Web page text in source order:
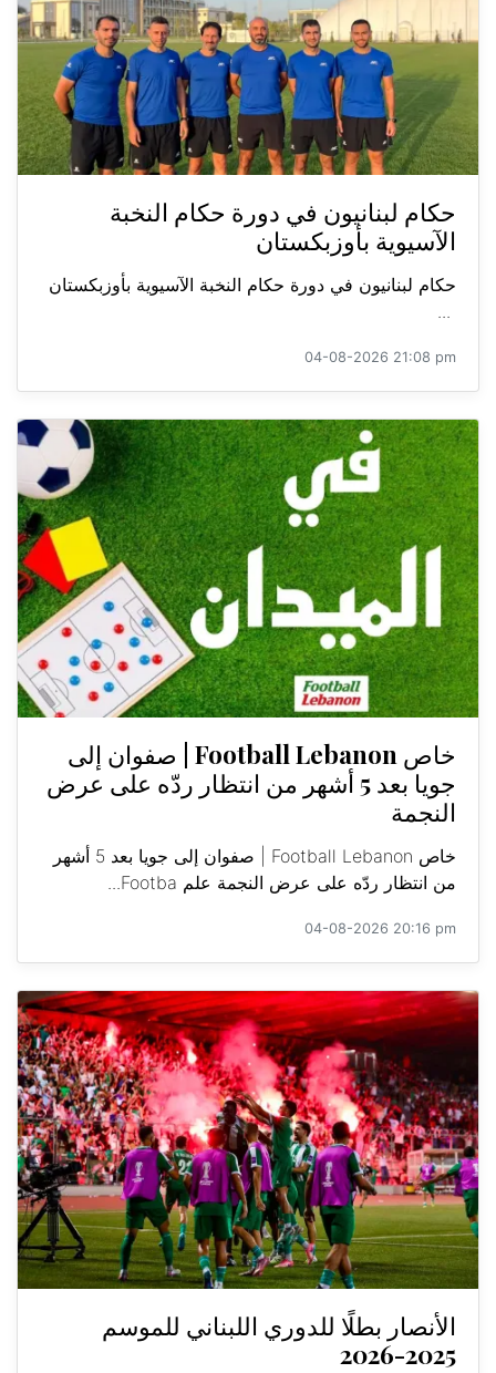
حكام لبنانيون في دورة حكام النخبة
الآسيوية بأوزبكستان
حكام لبنانيون في دورة حكام النخبة الآسيوية بأوزبكستان
...
04-08-2026 21:08 pm
خاص Football Lebanon | صفوان إلى
جويا بعد 5 أشهر من انتظار ردّه على عرض
النجمة
خاص Football Lebanon | صفوان إلى جويا بعد 5 أشهر
من انتظار ردّه على عرض النجمة علم Footba...
04-08-2026 20:16 pm
الأنصار بطلًا للدوري اللبناني للموسم
2025-2026